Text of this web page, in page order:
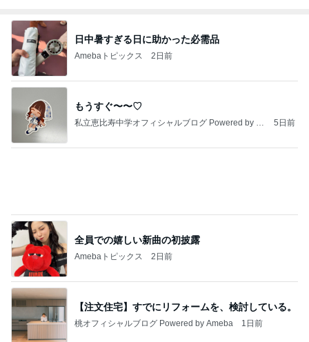
日中暑すぎる日に助かった必需品
Amebaトピックス 2日前
もうすぐ〜〜♡
私立恵比寿中学オフィシャルブログ Powered by A
5日前
全員での嬉しい新曲の初披露
Amebaトピックス 2日前
【注文住宅】すでにリフォームを、検討している。
桃オフィシャルブログ Powered by Ameba 1日前